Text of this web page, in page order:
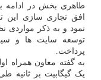
افق تجاری سازی این
نمود و به ذکر
توسعه سایت ها و
پرداخت.
به گفته معاون همراه